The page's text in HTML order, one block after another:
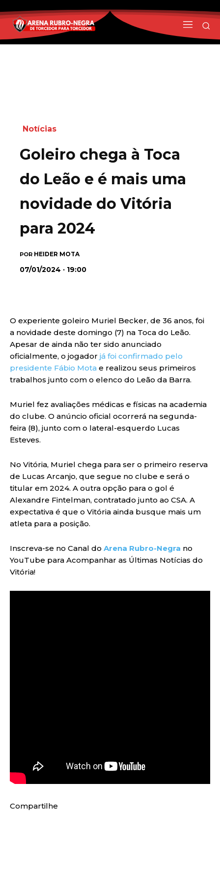
Notícias
Goleiro chega à Toca
do Leão e é mais uma
novidade do Vitória
para 2024
POR HEIDER MOTA
07/01/2024 · 19:00
O experiente goleiro Muriel Becker, de 36 anos, foi
a novidade deste domingo (7) na Toca do Leão.
Apesar de ainda não ter sido anunciado
oficialmente, o jogador já foi confirmado pelo
presidente Fábio Mota e realizou seus primeiros
trabalhos junto com o elenco do Leão da Barra.
Muriel fez avaliações médicas e físicas na academia
do clube. O anúncio oficial ocorrerá na segunda-
feira (8), junto com o lateral-esquerdo Lucas
Esteves.
No Vitória, Muriel chega para ser o primeiro reserva
de Lucas Arcanjo, que segue no clube e será o
titular em 2024. A outra opção para o gol é
Alexandre Fintelman, contratado junto ao CSA. A
expectativa é que o Vitória ainda busque mais um
atleta para a posição.
Inscreva-se no Canal do Arena Rubro-Negra no
YouTube para Acompanhar as Últimas Notícias do
Vitória!
Compartilhe